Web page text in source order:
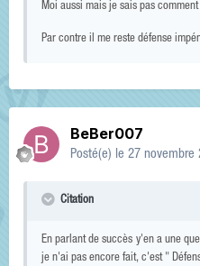
Moi aussi mais je sais pas comment
Par contre il me reste défense
BeBer007
Posté(e) le 27 novembre
Citation
En parlant de succès y'en a une
je n'ai pas encore fait, c'est "